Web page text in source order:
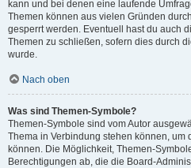
kann und bei denen eine laufende
Themen können aus vielen Gründen
gesperrt werden. Eventuell hast du auch
Themen zu schließen, sofern dies durch
wurde.
Nach oben
Was sind Themen-Symbole?
Themen-Symbole sind vom Autor
Thema in Verbindung stehen können, um
können. Die Möglichkeit, Themen-
Berechtigungen ab, die die Board-